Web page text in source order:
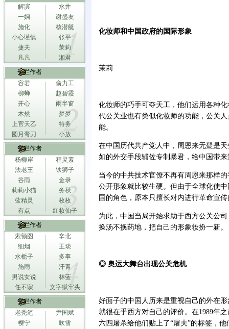
解滨
水井
一娴
谢盛友
施化
核潜艇
小心谨慎
张平
捷夫
茉莉
凡凡
湘君
专栏作者
容若
俞力工
柳蝉
赵碧霞
开心
雨半窗
木然
梦梦
上官天乙
特务
圆月弯刀
小放
专栏作者
杨柳岸
程灵素
法老王
铁狮子
谷雨
金录
莉莉小猫
务秋
蓝精灵
枚枚
有点
红妆仙子
专栏作者
索额图
辛北
细烟
王琰
水栀子
多事
施雨
汗青
男说女说
林蓝
任不寐
文字狱牢头
专栏作者
老秃笔
尹国斌
樱宁
吹雪
化妆师和中国政府的国际形象
茉莉
化妆师的巧手可夺天工，他们运用各种
代公关业也有类似化妆师的功能，公关
能。
在中国历代共产党人中，周恩来无疑是
如的外交手段辅佐专制暴君，给中国带
当今的中共技术官僚不再有周恩来那样
公开形象就比较生硬。但由于全球化使
国的角色，原本只擅长对内进行革命宣
为此，中国当局开始求助于西方公关公
换汤不换药地，把自己的形象妆扮一新。
◎ 奥运大舞台出现公关危机
好面子的中国人历来是重视自己的外在
就很在乎西方对自己的评价。在1989年
六四屠杀给他们贴上了“屠夫”的标签，